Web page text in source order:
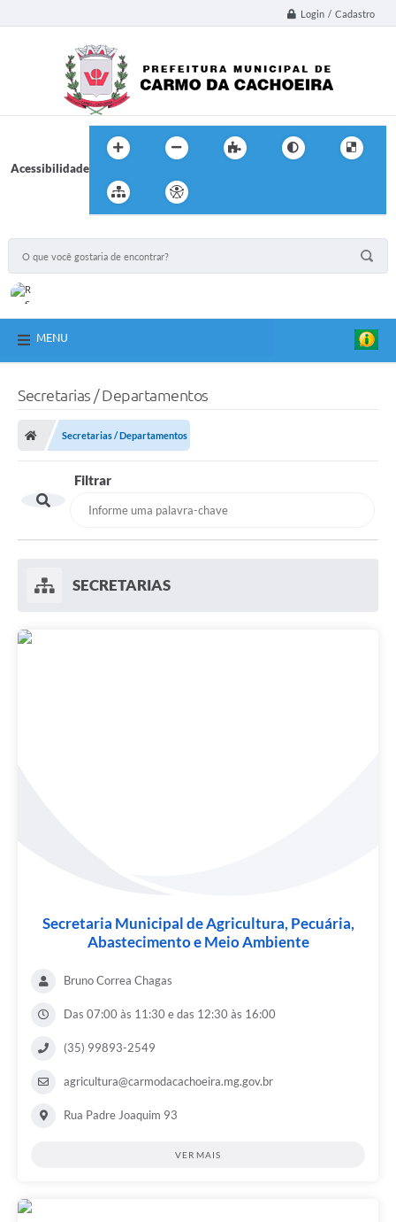
Login / Cadastro
Acessibilidade
MENU
Secretarias / Departamentos
Secretarias / Departamentos
Filtrar
SECRETARIAS
Secretaria Municipal de Agricultura, Pecuária,
Abastecimento e Meio Ambiente
Bruno Correa Chagas
Das 07:00 às 11:30 e das 12:30 às 16:00
(35) 99893-2549
agricultura@carmodacachoeira.mg.gov.br
Rua Padre Joaquim 93
VER MAIS